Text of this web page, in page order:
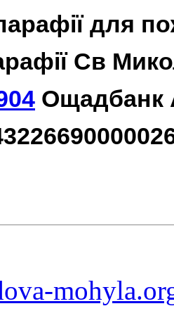
для
Св
Ощадбанк